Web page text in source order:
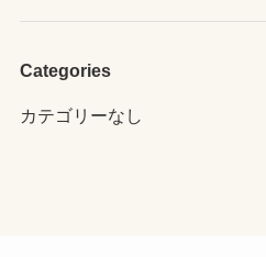
Categories
カテゴリーなし